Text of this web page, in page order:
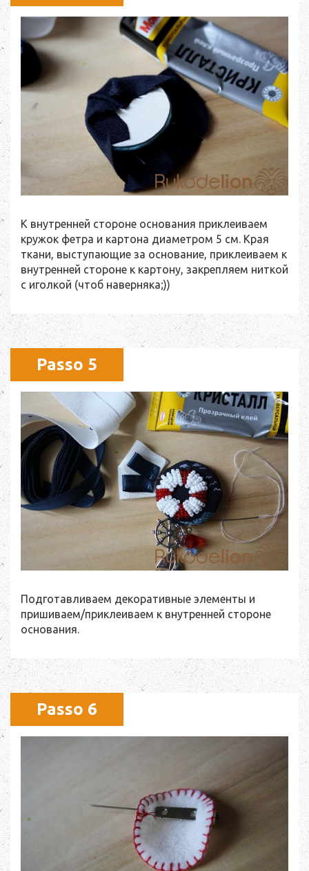
К внутренней стороне основания приклеиваем
кружок фетра и картона диаметром 5 см. Края
ткани, выступающие за основание, приклеиваем к
внутренней стороне к картону, закрепляем ниткой
с иголкой (чтоб наверняка;))
Passo 5
Подготавливаем декоративные элементы и
пришиваем/приклеиваем к внутренней стороне
основания.
Passo 6